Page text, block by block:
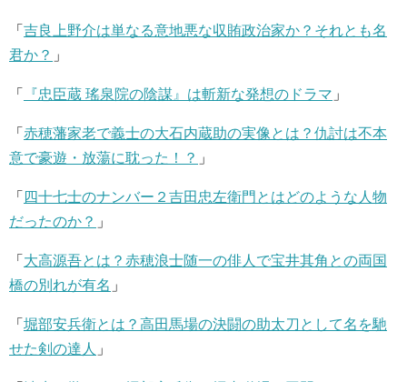
「 吉良上野介は単なる意地悪な収賄政治家か？それとも名
君か？ 」
「 『忠臣蔵 瑤泉院の陰謀』は斬新な発想のドラマ 」
「 赤穂藩家老で義士の大石内蔵助の実像とは？仇討は不本
意で豪遊・放蕩に耽った！？ 」
「 四十七士のナンバー２吉田忠左衛門とはどのような人物
だったのか？ 」
「 大高源吾とは？赤穂浪士随一の俳人で宝井其角との両国
橋の別れが有名 」
「 堀部安兵衛とは？高田馬場の決闘の助太刀として名を馳
せた剣の達人 」